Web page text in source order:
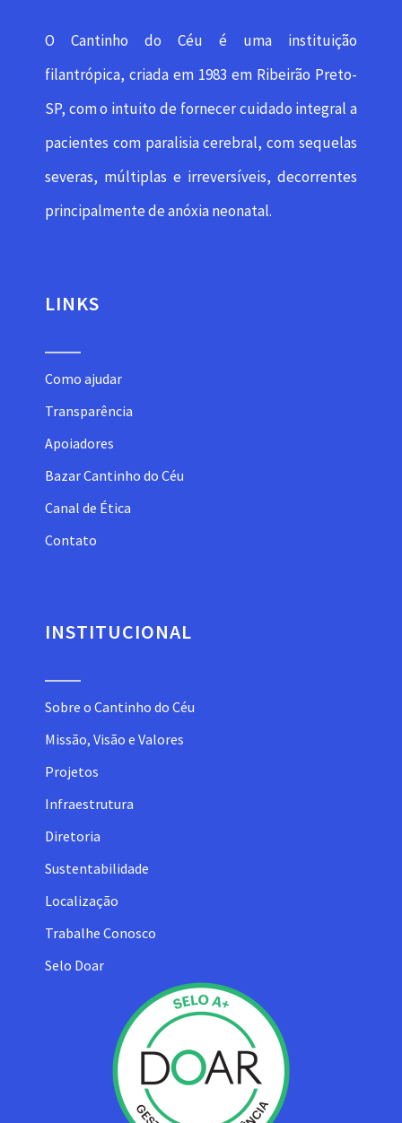
O Cantinho do Céu é uma instituição
filantrópica, criada em 1983 em Ribeirão Preto-
SP, com o intuito de fornecer cuidado integral a
pacientes com paralisia cerebral, com sequelas
severas, múltiplas e irreversíveis, decorrentes
principalmente de anóxia neonatal.
LINKS
Como ajudar
Transparência
Apoiadores
Bazar Cantinho do Céu
Canal de Ética
Contato
INSTITUCIONAL
Sobre o Cantinho do Céu
Missão, Visão e Valores
Projetos
Infraestrutura
Diretoria
Sustentabilidade
Localização
Trabalhe Conosco
Selo Doar